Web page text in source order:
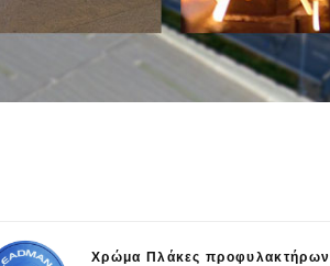
Χρώμα Πλάκες προφυλακτήρων